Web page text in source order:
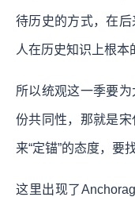
待历史的方式，在
人在历史知识上根本
所以统观这一季要
份共同性，那就是
来“定锚”的态度，要
这里出现了